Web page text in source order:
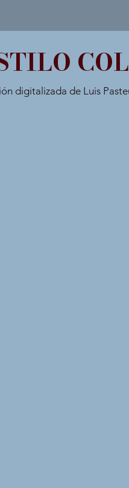
digitalizada de Luis